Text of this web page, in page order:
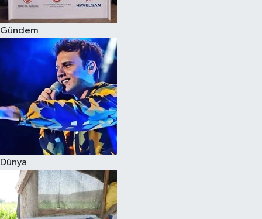
Gündem
Dünya
Kadın
Kim kimdir?
Kültür Sanat
Sağlık
Siyaset
Teknoloji
Televizyon